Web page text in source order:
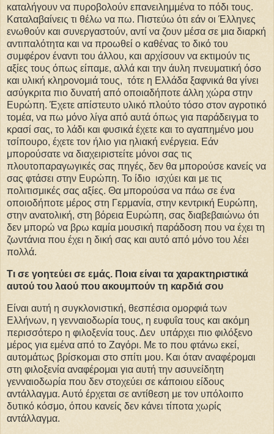
καταλήγουν να πυροβολούν επανειλημμένα το πόδι τους.
Καταλαβαίνεις τι θέλω να πω. Πιστεύω ότι εάν οι Έλληνες
ενωθούν και συνεργαστούν, αντί να ζουν μέσα σε μια διαρκή
αντιπαλότητα και να προωθεί ο καθένας το δικό του
συμφέρον έναντι του άλλου, και αρχίσουν να εκτιμούν τις
αξίες τους όπως είπαμε, αλλά και την άυλη πνευματική όσο
και υλική κληρονομιά τους, τότε η Ελλάδα ξαφνικά θα γίνει
ασύγκριτα πιο δυνατή από οποιαδήποτε άλλη χώρα στην
Ευρώπη. Έχετε απίστευτο υλικό πλούτο τόσο στον αγροτικό
τομέα, να πω μόνο λίγα από αυτά όπως για παράδειγμα το
κρασί σας, το λάδι και φυσικά έχετε και το αγαπημένο μου
τσίπουρο, έχετε τον ήλιο για ηλιακή ενέργεια. Εάν
μπορούσατε να διαχειριστείτε μόνοι σας τις
πλουτοπαραγωγικές σας πηγές, δεν θα μπορούσε κανείς να
σας φτάσει στην Ευρώπη. Το ίδιο ισχύει και με τις
πολιτισμικές σας αξίες. Θα μπορούσα να πάω σε ένα
οποιοδήποτε μέρος στη Γερμανία, στην κεντρική Ευρώπη,
στην ανατολική, στη βόρεια Ευρώπη, σας διαβεβαιώνω ότι
δεν μπορώ να βρω καμία μουσική παράδοση που να έχει τη
ζωντάνια που έχει η δική σας και αυτό από μόνο του λέει
πολλά.
Τι σε γοητεύει σε εμάς. Ποια είναι τα χαρακτηριστικά
αυτού του λαού που ακουμπούν τη καρδιά σου
Είναι αυτή η συγκλονιστική, θεσπέσια ομορφιά των
Ελλήνων, η γενναιοδωρία τους, η ευφυΐα τους και ακόμη
περισσότερο η φιλοξενία τους. Δεν υπάρχει πιο φιλόξενο
μέρος για εμένα από το Ζαγόρι. Με το που φτάνω εκεί,
αυτομάτως βρίσκομαι στο σπίτι μου. Και όταν αναφέρομαι
στη φιλοξενία αναφέρομαι για αυτή την ασυνείδητη
γενναιοδωρία που δεν στοχεύει σε κάποιου είδους
αντάλλαγμα. Αυτό έρχεται σε αντίθεση με τον υπόλοιπο
δυτικό κόσμο, όπου κανείς δεν κάνει τίποτα χωρίς
αντάλλαγμα.